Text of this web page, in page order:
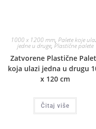
1000 x 1200 mm, Palete koje
jedne u druge, Plastične palete
Zatvorene Plastične
koja ulazi jedna u drugu
x 120 cm
Čitaj više